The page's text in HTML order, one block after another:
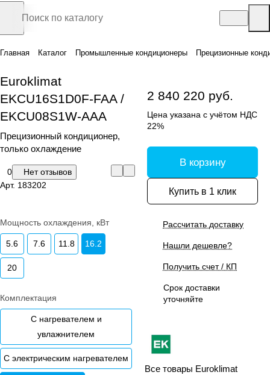
Главная Каталог Промышленные кондиционеры Прецизионные
Euroklimat
EKCU16S1D0F-FAA /
EKCU08S1W-AAA
Прецизионный кондиционер,
только охлаждение
0
Нет отзывов
Арт. 183202
Мощность охлаждения, кВт
5.6 7.6 11.8 16.2
20
Комплектация
С нагревателем и
увлажнителем
С электрическим нагревателем
2 840 220 руб.
Цена указана с учётом НДС
22%
В корзину
Купить в 1 клик
Рассчитать доставку
Нашли дешевле?
Получить счет / КП
Срок доставки
уточняйте
Все товары Euroklimat